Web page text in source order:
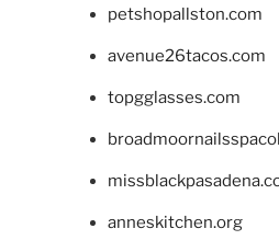
petshopallston.com
avenue26tacos.com
topgglasses.com
anneskitchen.org